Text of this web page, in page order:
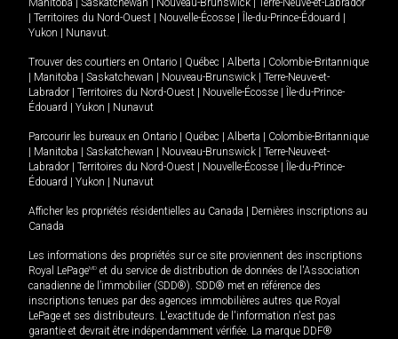
Manitoba
Saskatchewan Nouveau-Brunswick
Terre-Neuve-et-Labrador
Territoires du Nord-Ouest Nouvelle-Écosse Île-du-Prince-Édouard
Yukon
Nunavut.
Trouver des courtiers en Ontario Québec Alberta
Colombie-Britannique
Manitoba Saskatchewan Nouveau-Brunswick
Terre-Neuve-et-
Labrador
Territoires du Nord-Ouest Nouvelle-Écosse
Île-du-Prince-
Édouard
Yukon Nunavut
Parcourir les bureaux en Ontario Québec Alberta
Colombie-Britannique
Manitoba Saskatchewan Nouveau-Brunswick
Terre-Neuve-et-
Labrador
Territoires du Nord-Ouest Nouvelle-Écosse
Île-du-Prince-
Édouard
Yukon Nunavut
Afficher les propriétés résidentielles au Canada
Dernières inscriptions au
Canada
Les informations des propriétés sur ce site proviennent des inscriptions
Royal LePageMD et du service de distribution de données de l'Association
canadienne de l’immobilier (SDD®). SDD® met en référence des
inscriptions tenues par des agences immobilières autres que Royal
LePage et ses distributeurs. L'exactitude de l'information n'est pas
garantie et devrait être indépendamment vérifiée. La marque DDF®